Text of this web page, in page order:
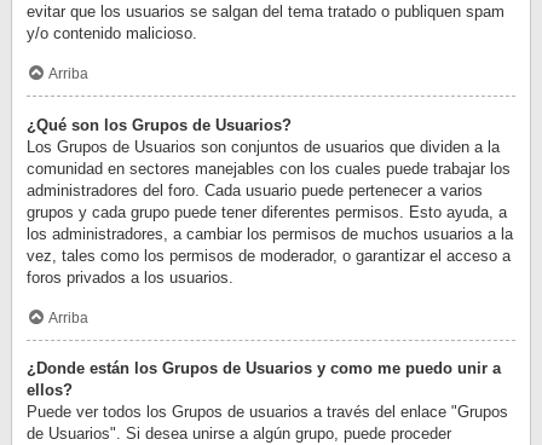
evitar que los usuarios se salgan del tema tratado o publiquen spam
y/o contenido malicioso.
Arriba
¿Qué son los Grupos de Usuarios?
Los Grupos de Usuarios son conjuntos de usuarios que dividen a la
comunidad en sectores manejables con los cuales puede trabajar los
administradores del foro. Cada usuario puede pertenecer a varios
grupos y cada grupo puede tener diferentes permisos. Esto ayuda, a
los administradores, a cambiar los permisos de muchos usuarios a la
vez, tales como los permisos de moderador, o garantizar el acceso a
foros privados a los usuarios.
Arriba
¿Donde están los Grupos de Usuarios y como me puedo unir a
ellos?
Puede ver todos los Grupos de usuarios a través del enlace "Grupos
de Usuarios". Si desea unirse a algún grupo, puede proceder